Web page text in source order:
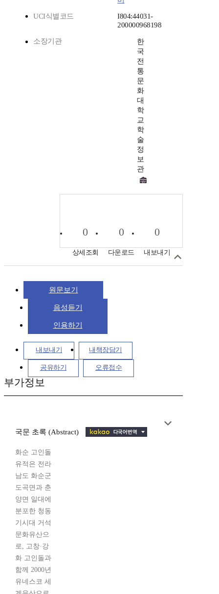
UCI식별코드
I804:44031-
200000968198
소장기관
한
국
전
통
문
화
대
학
교
학
술
정
보
관
0
상세조회
0
다운로드
0
내보내기
원문보기
음성듣기
인용하기
내보내기 내책장담기
공유하기 오류접수
부가정보
국문 초록 (Abstract)
화순 고인돌
유적은 전라
남도 화순군
도곡면과 춘
양면 일대에
분포한 청동
기시대 거석
문화유산으
로, 고창·강
화 고인돌과
함께 2000년
유네스코 세